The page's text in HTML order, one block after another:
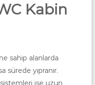
Kabin
sahip alanlarda
sürede yıpranır.
ise uzun